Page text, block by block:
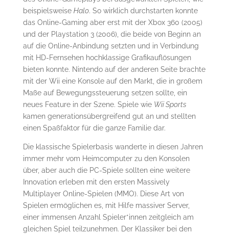
beispielsweise Halo. So wirklich durchstarten konnte
das Online-Gaming aber erst mit der Xbox 360 (2005)
und der Playstation 3 (2006), die beide von Beginn an
auf die Online-Anbindung setzten und in Verbindung
mit HD-Fernsehen hochklassige Grafikauflösungen
bieten konnte. Nintendo auf der anderen Seite brachte
mit der Wii eine Konsole auf den Markt, die in großem
Maße auf Bewegungssteuerung setzen sollte, ein
neues Feature in der Szene. Spiele wie Wii Sports
kamen generationsübergreifend gut an und stellten
einen Spaßfaktor für die ganze Familie dar.
Die klassische Spielerbasis wanderte in diesen Jahren
immer mehr vom Heimcomputer zu den Konsolen
über, aber auch die PC-Spiele sollten eine weitere
Innovation erleben mit den ersten Massively
Multiplayer Online-Spielen (MMO). Diese Art von
Spielen ermöglichen es, mit Hilfe massiver Server,
einer immensen Anzahl Spieler*innen zeitgleich am
gleichen Spiel teilzunehmen. Der Klassiker bei den